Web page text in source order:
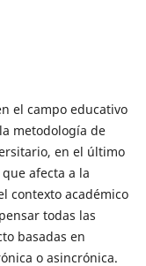
el campo educativo
metodología de
en el último
afecta a la
contexto académico
todas las
basadas en
o asincrónica.